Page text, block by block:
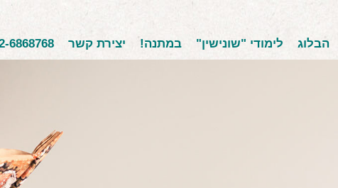
הבלוג לימודי "שונישין" במתנה! יצירת קשר 6868768